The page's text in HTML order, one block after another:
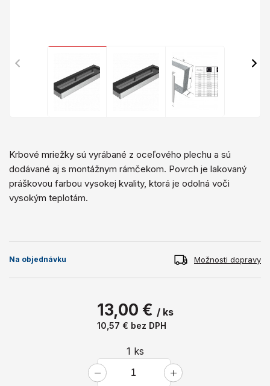
Krbové mriežky sú vyrábané z oceľového plechu a sú
dodávané aj s montážnym rámčekom. Povrch je lakovaný
práškovou farbou vysokej kvality, ktorá je odolná voči
vysokým teplotám.
Na objednávku Možnosti dopravy
13,00 € / ks
10,57 € bez DPH
1 ks